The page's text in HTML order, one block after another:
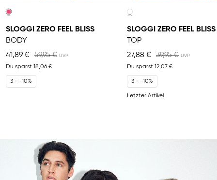
SLOGGI ZERO FEEL BLISS
BODY
41,89 €
59,95 €
Du sparst 18,06 €
3 = -10%
SLOGGI ZERO FEEL BLISS
TOP
27,88 €
39,95 €
Du sparst 12,07 €
3 = -10%
Letzter Artikel